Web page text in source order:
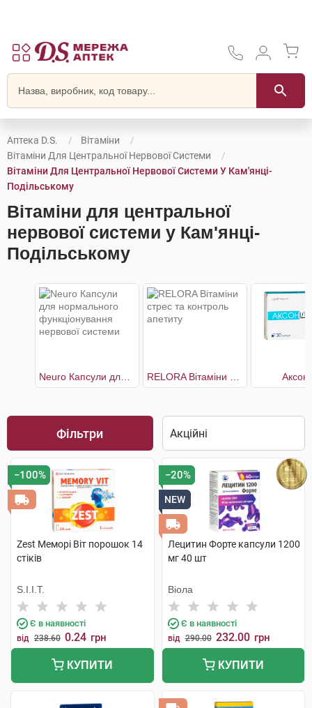
Аптека D.S.
Вітаміни
Вітаміни Для Центральної Нервової Системи
Вітаміни Для Центральної Нервової Системи У Кам'янці-
Подільському
Вітаміни для центральної
нервової системи у Кам'янці-
Подільському
Фільтри
−100%
Zest Меморі Віт порошок 14
стіків
S.I.I.T.
Є в наявності
від 238.60 0.24 грн
КУПИТИ
−20%
NEW
Лецитин Форте капсули 1200
мг 40 шт
Віола
Є в наявності
від 290.00 232.00 грн
КУПИТИ